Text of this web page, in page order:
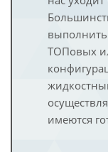
ТОПовых
имеются